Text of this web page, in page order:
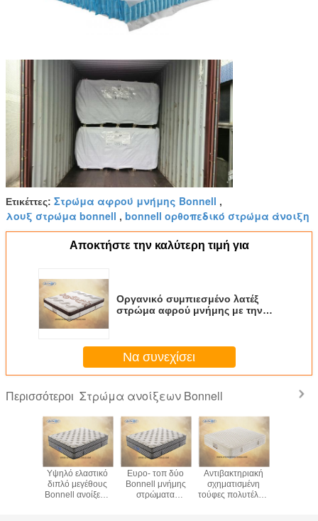
Ετικέττες: Στρώμα αφρού μνήμης Bonnell ,
λουξ στρώμα bonnell , bonnell ορθοπεδικό στρώμα άνοιξη
Αποκτήστε την καλύτερη τιμή για
Οργανικό συμπιεσμένο λατέξ
στρώμα αφρού μνήμης με την
Να συνεχίσει
Περισσότεροι Στρώμα ανοίξεων Bonnell
Υψηλό ελαστικό
διπλό μεγέθους
Bonnell ανοίξεων
Ευρο- τοπ δύο
Bonnell μνήμης
στρώματα
Αντιβακτηριακή
σχηματισμένη
τούφες πολυτέλεια